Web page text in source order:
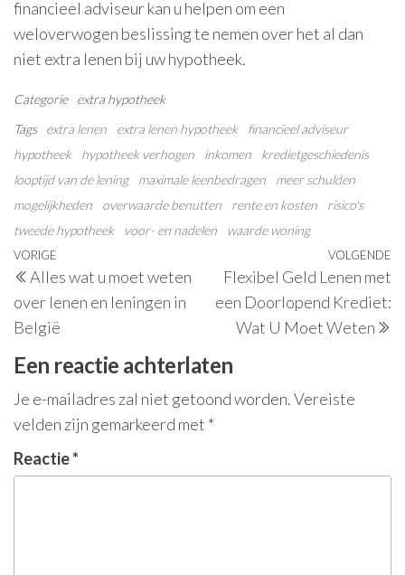
financieel adviseur kan u helpen om een
weloverwogen beslissing te nemen over het al dan
niet extra lenen bij uw hypotheek.
Categorie extra hypotheek
Tags
extra lenen extra lenen hypotheek
financieel adviseur
hypotheek
hypotheek verhogen inkomen
kredietgeschiedenis
looptijd van de lening
maximale leenbedragen
meer schulden
mogelijkheden
overwaarde benutten rente en kosten
risico's
tweede hypotheek
voor- en nadelen waarde woning
Berichtnavigatie
Vorig
bericht
VORIGE
Alles wat u moet weten
over lenen en leningen in
België
VOLGENDE
Flexibel Geld Lenen met
een Doorlopend Krediet:
Wat U Moet Weten
Een reactie achterlaten
Je e-mailadres zal niet getoond worden.Vereiste
velden zijn gemarkeerd met *
Reactie*